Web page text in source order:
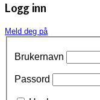
Logg inn
Meld deg på
Brukernavn
Passord